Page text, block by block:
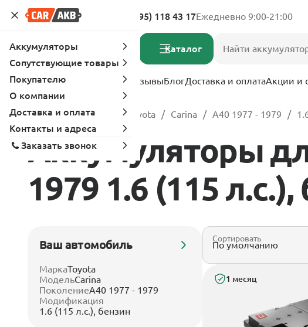
Адреса магазинов 8 (495) 118 43 17Ежедневно 9:00-21:00
Каталог
Услуги Вопрос-ответ ОтзывыБлогДоставка и оплатаАкции и
Главная Каталог Toyota Carina A40 1977 - 1979
Аккумуляторы
1979 1.6 (115 л.с.),
Ваш автомобиль
МаркаToyota
МодельCarina
ПоколениеA40 1977 - 1979
Модификация
1.6 (115 л.с.), бензин
Сортировать
1 месяц
Аккумуляторы
Сопутствующие товары
Покупателю
О компании
Доставка и оплата
Контакты и адреса
Заказать звонок